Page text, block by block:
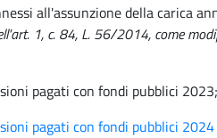
all'assunzione della carica
1, c. 84, L. 56/2014, come
pagati con fondi pubblici 2023;
pagati con fondi pubblici 2024